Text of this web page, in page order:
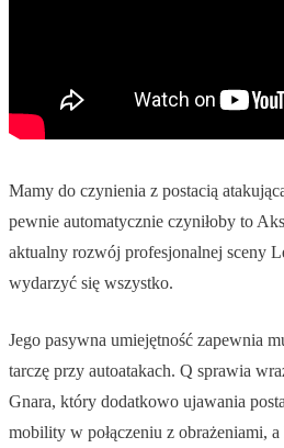
Mamy do czynienia z postacią
pewnie automatycznie czyniłoby to
aktualny rozwój profesjonalnej sceny
wydarzyć się wszystko.
Jego pasywna umiejętność zapewnia
tarczę przy autoatakach. Q sprawia
Gnara, który dodatkowo ujawania
mobility w połączeniu z obrażeniami,